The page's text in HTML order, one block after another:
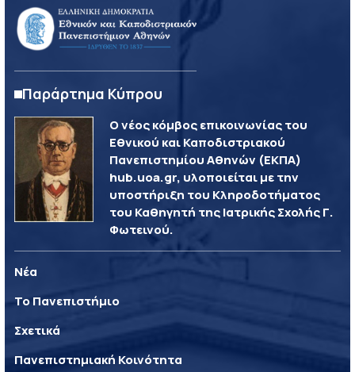
Παράρτημα Κύπρου
Ο νέος κόμβος επικοινωνίας του
Εθνικού και Καποδιστριακού
Πανεπιστημίου Αθηνών (ΕΚΠΑ)
hub.uoa.gr, υλοποιείται με την
υποστήριξη του Κληροδοτήματος
του Καθηγητή της Ιατρικής Σχολής Γ.
Φωτεινού.
Νέα
Το Πανεπιστήμιο
Σχετικά
Πανεπιστημιακή Κοινότητα